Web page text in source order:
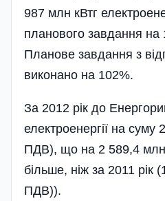
987 млн кВтг
планового завдання на
Планове завдання з
виконано на 102%.
За 2012 рік до
електроенергії на
ПДВ), що на 2 589,4
більше, ніж за 2011 рік
ПДВ)).